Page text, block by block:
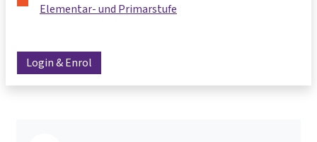
Elementar- und Primarstufe
Login & Enrol